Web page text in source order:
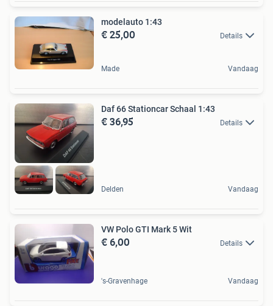
modelauto 1:43
€ 25,00 Details
Made Vandaag
Daf 66 Stationcar Schaal 1:43
€ 36,95 Details
Delden Vandaag
VW Polo GTI Mark 5 Wit
€ 6,00 Details
's-Gravenhage Vandaag